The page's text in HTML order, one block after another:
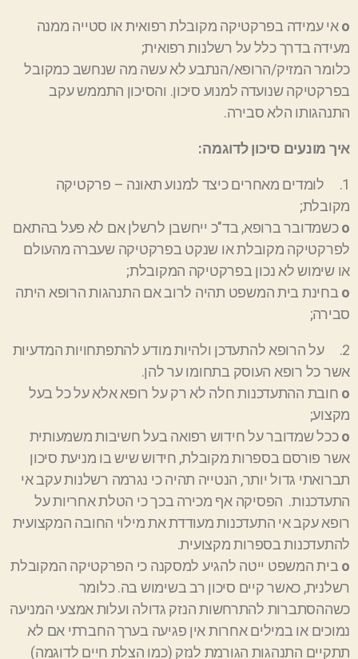
οאי עמידה בפרקטיקה מקובלת רפואית או סטייה ממנה
מעידה בדרך כלל על רשלנות רפואית;
כלומר המזיק/הרופא/הנתבע לא עשה מה שנחשב כמקובל
בפרקטיקה שנועדה למנוע סיכון. והסיכון התממש עקב
התנהגותו הלא סבירה.
איך מונעים סיכון לדוגמה:
1. לומדים מאחרים כיצד למנוע תאונה –פרקטיקה
מקובלת;
οכשמדובר ברופא, בד"כייחשבןלרשלן אם לא פעל בהתאם
לפרקטיקה מקובלת או שנקט בפרקטיקה שעברה מהעולם
או שימוש לא נכון בפרקטיקה המקובלת;
οבחינת בית המשפט תהיה לרוב אם התנהגות הרופאהיתה
סבירה;
2. על הרופא להתעדכן ולהיות מודע להתפתחויות המדעיות
אשר כל רופא העוסק בתחומו ער להן.
οחובת ההתעדכנות חלה לא רק על רופא אלא על כל בעל
מקצוע;
οככל שמדובר על חידוש רפואה בעל חשיבות משמעותית
אשר פורסם בספרות מקובלת, חידוש שיש בו מניעת סיכון
תברואתי גדול יותר, הנטייה תהיה כי נגרמה רשלנות עקב אי
התעדכנות. הפסיקה אף מכירה בכך כי הטלת אחריות על
רופא עקב אי התעדכנות מעודדת את מילוי החובה המקצועית
להתעדכנות בספרות מקצועית.
οבית המשפט ייטה להגיע למסקנה כי הפרקטיקה המקובלת
רשלנית, כאשר קיים סיכון רב בשימוש בה. כלומר
כשההסתברות להתרחשות הנזק גדולה ועלות אמצעי המניעה
נמוכים או במילים אחרות אין פגיעה בערך החברתי אם לא
תתקיים התנהגות הגורמת לנזק (כמו הצלת חיים לדוגמה)